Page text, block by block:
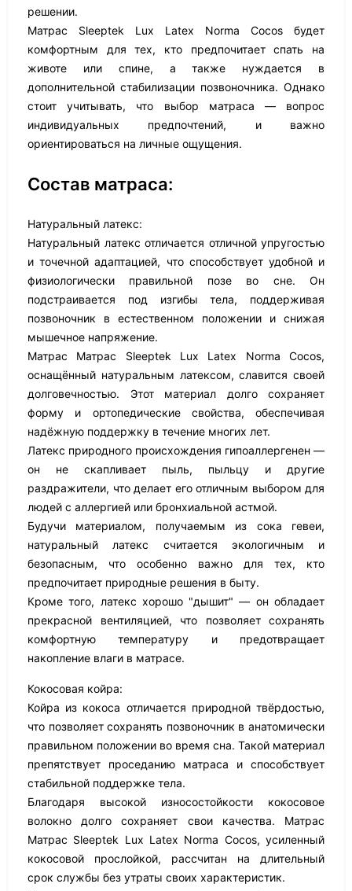
решении.
Матрас Sleeptek Lux Latex Norma Cocos будет
комфортным для тех, кто предпочитает спать на
животе или спине, а также нуждается в
дополнительной стабилизации позвоночника. Однако
стоит учитывать, что выбор матраса — вопрос
индивидуальных предпочтений, и важно
ориентироваться на личные ощущения.
Состав матраса:
Натуральный латекс:
Натуральный латекс отличается отличной упругостью
и точечной адаптацией, что способствует удобной и
физиологически правильной позе во сне. Он
подстраивается под изгибы тела, поддерживая
позвоночник в естественном положении и снижая
мышечное напряжение.
Матрас Матрас Sleeptek Lux Latex Norma Cocos,
оснащённый натуральным латексом, славится своей
долговечностью. Этот материал долго сохраняет
форму и ортопедические свойства, обеспечивая
надёжную поддержку в течение многих лет.
Латекс природного происхождения гипоаллергенен —
он не скапливает пыль, пыльцу и другие
раздражители, что делает его отличным выбором для
людей с аллергией или бронхиальной астмой.
Будучи материалом, получаемым из сока гевеи,
натуральный латекс считается экологичным и
безопасным, что особенно важно для тех, кто
предпочитает природные решения в быту.
Кроме того, латекс хорошо "дышит" — он обладает
прекрасной вентиляцией, что позволяет сохранять
комфортную температуру и предотвращает
накопление влаги в матрасе.
Кокосовая койра:
Койра из кокоса отличается природной твёрдостью,
что позволяет сохранять позвоночник в анатомически
правильном положении во время сна. Такой материал
препятствует проседанию матраса и способствует
стабильной поддержке тела.
Благодаря высокой износостойкости кокосовое
волокно долго сохраняет свои качества. Матрас
Матрас Sleeptek Lux Latex Norma Cocos, усиленный
кокосовой прослойкой, рассчитан на длительный
срок службы без утраты своих характеристик.